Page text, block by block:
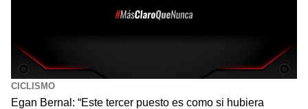
CICLISMO
Egan Bernal: “Este tercer puesto es como si hubiera